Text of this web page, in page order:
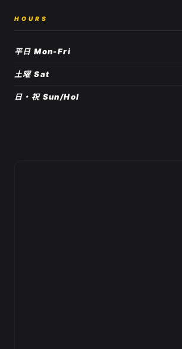
HOURS
平日 Mon-Fri
土曜 Sat
日・祝 Sun/Hol